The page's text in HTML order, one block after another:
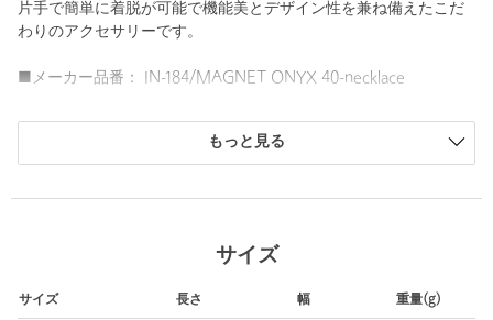
片手で簡単に着脱が可能で機能美とデザイン性を兼ね備えたこだ
わりのアクセサリーです。
■メーカー品番： IN-184/MAGNET ONYX 40-necklace
素材：オニキス,錫合金,磁石
その時々の”気分で”様々なスタイルを楽しむ大人の女性に向けて
「リアルクローズに合わせられる品のあるアイテム」
in moodのアイテムをMIXすることにより、リアルクローズであ
「ファッション好きな女性が、毎シーズン好みのアイテムを買え
もっと見る
サイズ
サイズ 長さ 幅 重量(g)